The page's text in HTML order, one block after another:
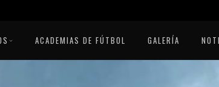
ACADEMIAS DE FÚTBOL GALERÍA